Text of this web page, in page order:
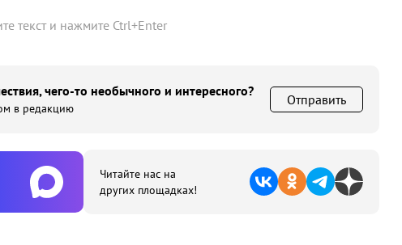
текст и нажмите Ctrl+Enter
чего-то необычного и интересного?
в редакцию
Отправить
Читайте нас на
других площадках!